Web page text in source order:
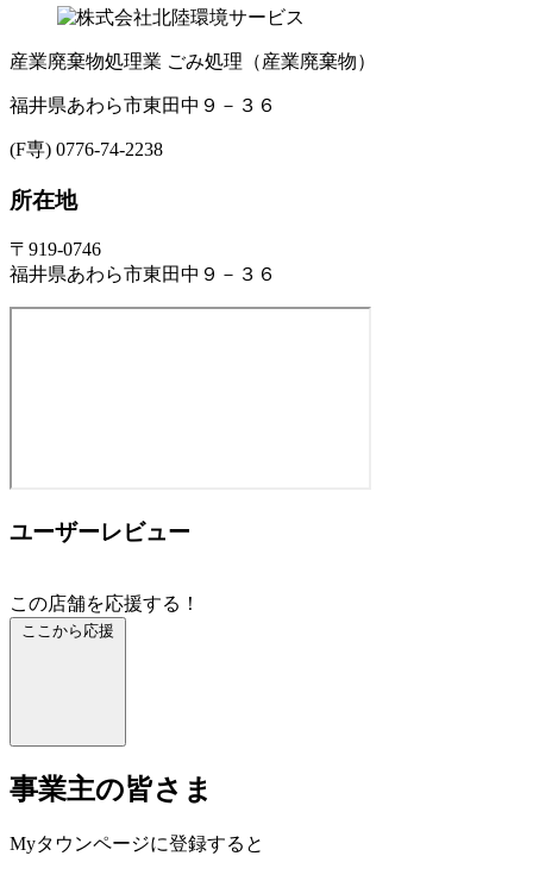
産業廃棄物処理業 ごみ処理（産業廃棄物）
福井県あわら市東田中９－３６
(F専) 0776-74-2238
所在地
〒919-0746
福井県あわら市東田中９－３６
ユーザーレビュー
この店舗を応援する！
ここから応援
事業主の皆さま
Myタウンページに登録すると